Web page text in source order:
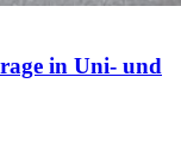
in Uni- und